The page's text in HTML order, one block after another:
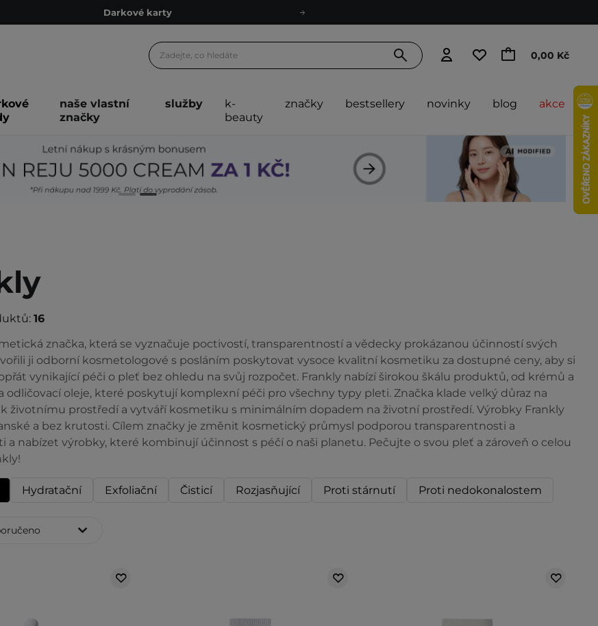
Ekologické balení
Odeslání do 24 hod.
Ekologické balení
0,00 Kč
naše vlastní
značky
služby
k-
beauty
značky bestsellery novinky blog akce
16
značka, která se vyznačuje poctivostí, transparentností a vědecky prokázanou účinností svých
ji odborní kosmetologové s posláním poskytovat vysoce kvalitní kosmetiku za dostupné ceny, aby si
vynikající péči o pleť bez ohledu na svůj rozpočet. Frankly nabízí širokou škálu produktů, od krémů a
odličovací oleje, které poskytují komplexní péči pro všechny typy pleti. Značka klade velký důraz na
životnímu prostředí a vytváří kosmetiku s minimálním dopadem na životní prostředí. Výrobky Frankly
a bez krutosti. Cílem značky je změnit kosmetický průmysl podporou transparentnosti a
a nabízet výrobky, které kombinují účinnost s péčí o naši planetu. Pečujte o svou pleť a zároveň o celou
Hydratační Exfoliační Čisticí Rozjasňující Proti stárnutí Proti nedokonalostem